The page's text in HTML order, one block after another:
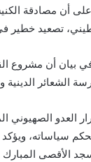
أن مصادقة
تصعيد خطير
أن مشروع
الشعائر الدينية
العدو
سياساته، ويؤكد
الأقصى المبارك